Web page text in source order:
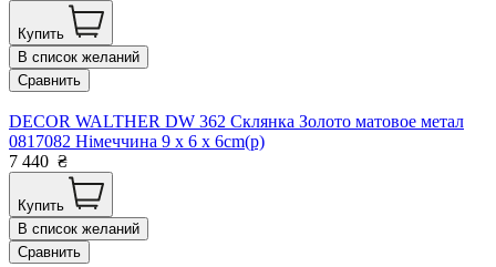
Купить
В список желаний
Сравнить
DECOR WALTHER DW 362 Склянка Золото матовое метал
0817082 Німеччина 9 x 6 x 6cm(р)
7 440 ₴
Купить
В список желаний
Сравнить